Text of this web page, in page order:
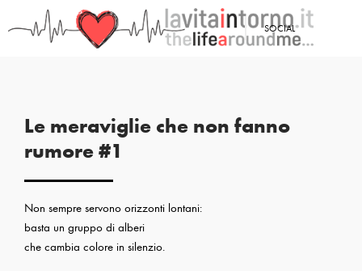
SOCIAL
Le meraviglie che non fanno
rumore #1
Non sempre servono orizzonti lontani:
basta un gruppo di alberi
che cambia colore in silenzio.